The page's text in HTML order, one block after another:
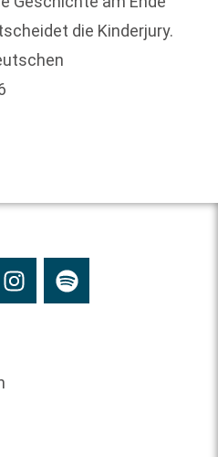
die Kinderjury.